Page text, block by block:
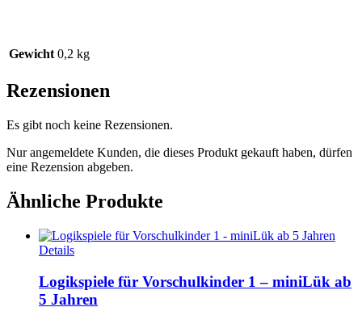
Gewicht 0,2 kg
Rezensionen
Es gibt noch keine Rezensionen.
Nur angemeldete Kunden, die dieses Produkt gekauft haben, dürfen
eine Rezension abgeben.
Ähnliche Produkte
Details
Logikspiele für Vorschulkinder 1 – miniLük ab
5 Jahren